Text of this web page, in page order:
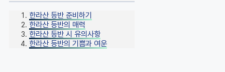
한라산 등반 준비하기
한라산 등반의 매력
한라산 등반 시 유의사항
한라산 등반의 기쁨과 여운